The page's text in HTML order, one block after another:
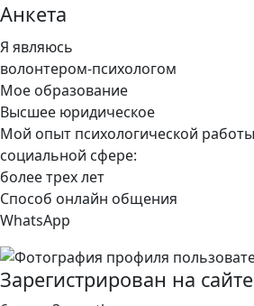
Анкета
Я являюсь
волонтером-психологом
Мое образование
Высшее юридическое
Мой опыт психологической
социальной сфере:
более трех лет
Способ онлайн общения
WhatsApp
Зарегистрирован на сайте